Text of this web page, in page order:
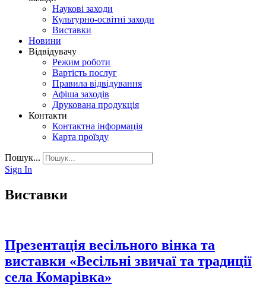
Наукові заходи
Культурно-освітні заходи
Виставки
Новини
Відвідувачу
Режим роботи
Вартість послуг
Правила відвідування
Афіша заходів
Друкована продукція
Контакти
Контактна інформація
Карта проїзду
Пошук...
Sign In
Виставки
Презентація весільного вінка та
виставки «Весільні звичаї та традиції
села Комарівка»